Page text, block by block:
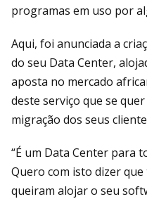
programas em uso por
Aqui, foi anunciada a
do seu Data Center,
aposta no mercado
deste serviço que se
migração dos seus
“É um Data Center para
Quero com isto dizer que
queiram alojar o seu